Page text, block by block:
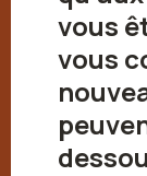
vous
vous